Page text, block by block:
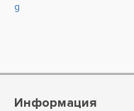
g
Информация